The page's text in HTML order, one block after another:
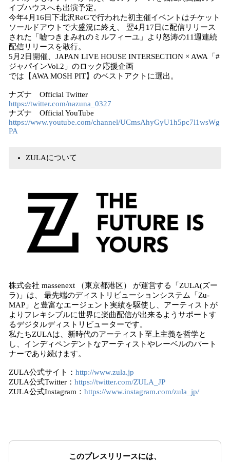
イブハウスへも出演予定。
今年4月16日下北沢ReGで行われた初主催イベントはチケット
ソールドアウトで大盛況に終え、 翌4月17日に配信リリース
された「嘘つきまみれのミルフィーユ」より怒涛の11週連続
配信リリースを敢行。
5月2日開催、JAPAN LIVE HOUSE INTERSECTION × AWA「#
ジャパインVol.2」のロック応援企画
では【AWA MOSH PIT】のベストアクトに選出。
ナズナ Official Twitter
https://twitter.com/nazuna_0327
ナズナ Official YouTube
https://www.youtube.com/channel/UCmsAhyGyU1h5pc7l1wsWg
PA
ZULAについて
株式会社 massenext （東京都港区） が運営する「ZULA(ズー
ラ)」は、 最先端のディストリビューションシステム「Zu-
MAP」と豊富なエージェント実績を駆使し、アーティストが
よりフレキシブルに世界に楽曲配信が出来るようサポートす
るデジタルディストリビューターです。
私たちZULAは、新時代のアーティスト至上主義を哲学と
し、インディペンデントなアーティストやレーベルのパート
ナーであり続けます。
ZULA公式サイト： http://www.zula.jp
ZULA公式Twitter： https://twitter.com/ZULA_JP
ZULA公式Instagram： https://www.instagram.com/zula_jp/
このプレスリリースには、